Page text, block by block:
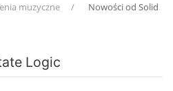
muzyczne
Nowości od Solid
Logic